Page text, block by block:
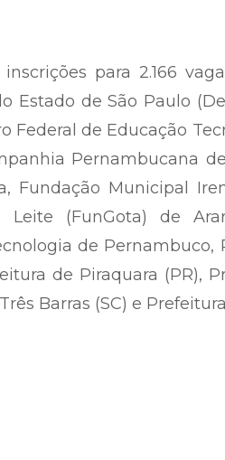
para 2.166
Estado de São Paulo
Federal de Educação
Pernambucana
Fundação Municipal
Leite (FunGota) de
de Pernambuco,
de Piraquara (PR),
Barras (SC) e